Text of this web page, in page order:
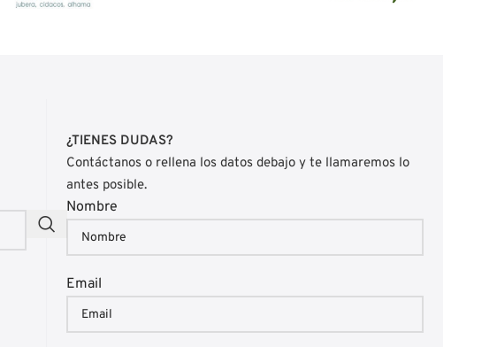
¿TIENES DUDAS?
Contáctanos o rellena los datos debajo y te llamaremos lo
antes posible.
Nombre
Email